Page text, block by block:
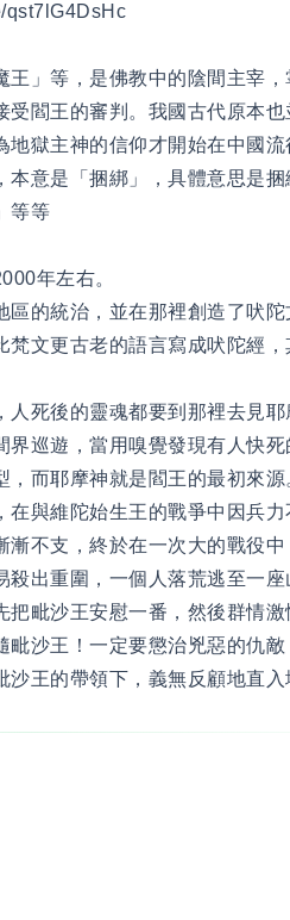
qst7lG4DsHc
」等，是佛教中的陰間主宰
閻王的審判。我國古代原本
獄主神的信仰才開始在中國
意是「捆綁」，具體意思是
等等
年左右。
的統治，並在那裡創造了吠
文更古老的語言寫成吠陀經
死後的靈魂都要到那裡去見
巡遊，當用嗅覺發現有人快
，而耶摩神就是閻王的最初來源
與維陀始生王的戰爭中因兵
不支，終於在一次大的戰役
出重圍，一個人落荒逃至一
毗沙王安慰一番，然後群情
沙王！一定要懲治兇惡的仇
沙王的帶領下，義無反顧地直入